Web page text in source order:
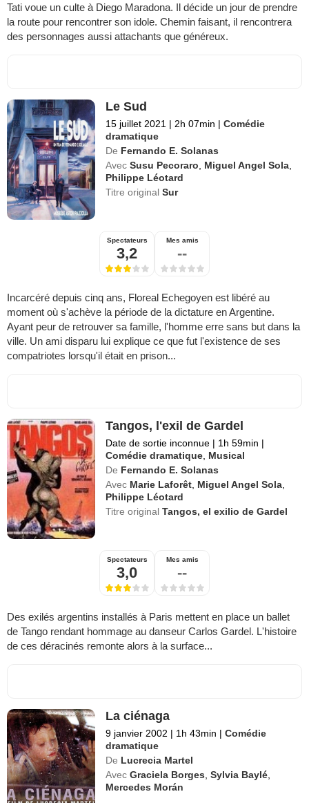
Tati voue un culte à Diego Maradona. Il décide un jour de prendre
la route pour rencontrer son idole. Chemin faisant, il rencontrera
des personnages aussi attachants que généreux.
Le Sud
15 juillet 2021 | 2h 07min | Comédie
dramatique
De Fernando E. Solanas
Avec Susu Pecoraro Miguel Angel Sola
Philippe Léotard
Titre originalSur
Spectateurs
3,2
Mes amis
--
Incarcéré depuis cinq ans, Floreal Echegoyen est libéré au
moment où s'achève la période de la dictature en Argentine.
Ayant peur de retrouver sa famille, l'homme erre sans but dans la
ville. Un ami disparu lui explique ce que fut l'existence de ses
compatriotes lorsqu'il était en prison...
Tangos, l'exil de Gardel
Date de sortie inconnue | 1h 59min |
Comédie dramatique Musical
De Fernando E. Solanas
Avec Marie Laforêt Miguel Angel Sola
Philippe Léotard
Titre originalTangos, el exilio de Gardel
Spectateurs
3,0
Mes amis
--
Des exilés argentins installés à Paris mettent en place un ballet
de Tango rendant hommage au danseur Carlos Gardel. L'histoire
de ces déracinés remonte alors à la surface...
La ciénaga
9 janvier 2002 | 1h 43min | Comédie
dramatique
De Lucrecia Martel
Avec Graciela Borges ,Sylvia Baylé
Mercedes Morán